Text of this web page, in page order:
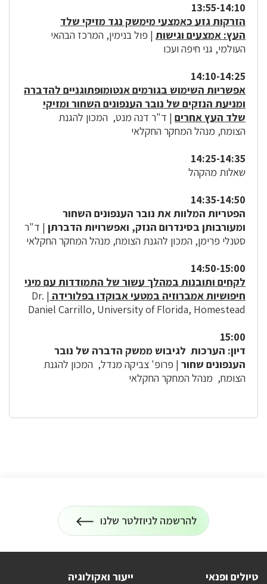
13:55-14:10
הזרקות גזע כאמצעי מימשק נגד מזיקי שלד
העץ: אמצעים וגישות | פול בנימין, המרכז הבהאי
העולמי, גני חיפה ועכו
14:10-14:25
אפשריות השימוש בגורמים אנטומופתוגניים להדברה
ומניעת הנזקים של נובר הענפונים השחור ומזיקי
שלד העץ אחרים | ד"ר דנה מנט, המכון להגנת
הצומח, מנהל המחקר החקלאי
14:25-14:35
שאלות מהקהל
14:35-14:50
הפטריות המלוות את נובר הענפונים השחור
ומעורבותן בסינדרום הנזק, ואפשרויות הדברתן | ד"ר
סטנלי פרימן, המכון להגנת הצומח, מנהל המחקר החקלאי
14:50-15:00
לקחים ותובנות במהלך עשור של התמודדות עם מיני
חיפושיות אמברוזיה במטעי אבוקדו בפלורידה
| Dr.
Daniel Carrillo, University of Florida, Homestead
15:00
דיון: הערכות לגיבוש ממשק הדברה של נובר
הענפונים שחור | פרופ' צביקה מנדל, המכון להגנת
הצומח, מנהל המחקר החקלאי
הרשמה
לניוזלטר
להרשמה לניוזלטר שלנו
על
כל
טיולים ופנאי ייעור ואקולוגיה